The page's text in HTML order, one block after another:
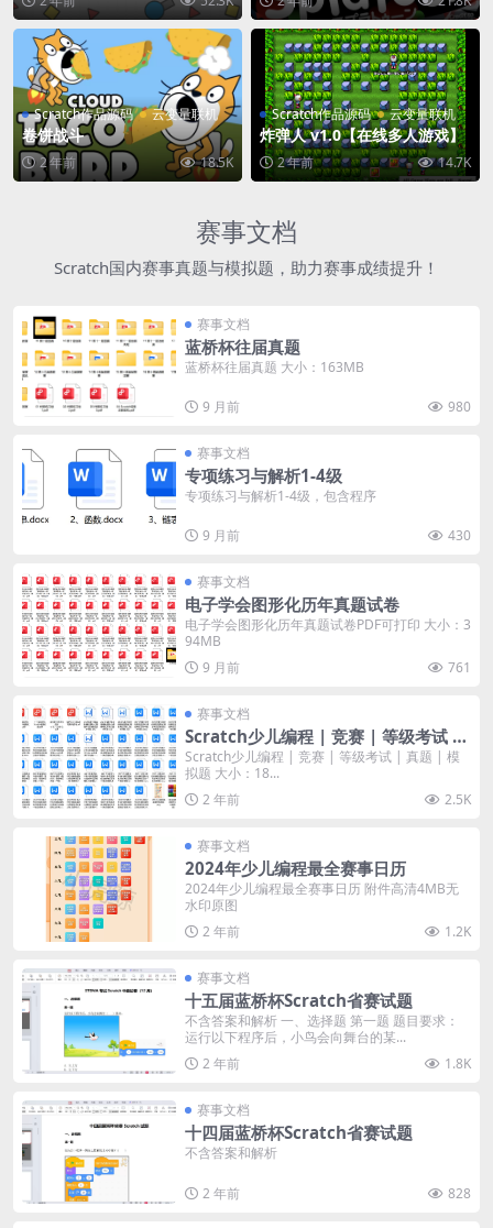
Scratch作品源码 云变量联机
卷饼战斗
2 年前 18.5K
Scratch作品源码 云变量联机
炸弹人 v1.0【在线多人游戏】
2 年前 14.7K
赛事文档
Scratch国内赛事真题与模拟题，助力赛事成绩提升！
赛事文档
蓝桥杯往届真题
蓝桥杯往届真题 大小：163MB
9 月前 980
赛事文档
专项练习与解析1-4级
专项练习与解析1-4级，包含程序
9 月前 430
赛事文档
电子学会图形化历年真题试卷
电子学会图形化历年真题试卷PDF可打印 大小：3
94MB
9 月前
761
赛事文档
Scratch少儿编程 | 竞赛 | 等级考试 |
真题 | 模拟题
Scratch少儿编程 | 竞赛 | 等级考试 | 真题 | 模
拟题 大小：18...
2 年前
2.5K
赛事文档
2024年少儿编程最全赛事日历
2024年少儿编程最全赛事日历 附件高清4MB无
水印原图
2 年前
1.2K
赛事文档
十五届蓝桥杯Scratch省赛试题
不含答案和解析 一、选择题 第一题 题目要求：
运行以下程序后，小鸟会向舞台的某...
2 年前
1.8K
赛事文档
十四届蓝桥杯Scratch省赛试题
不含答案和解析
2 年前 828